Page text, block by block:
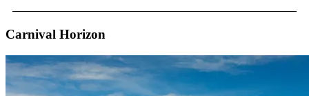
Carnival Horizon